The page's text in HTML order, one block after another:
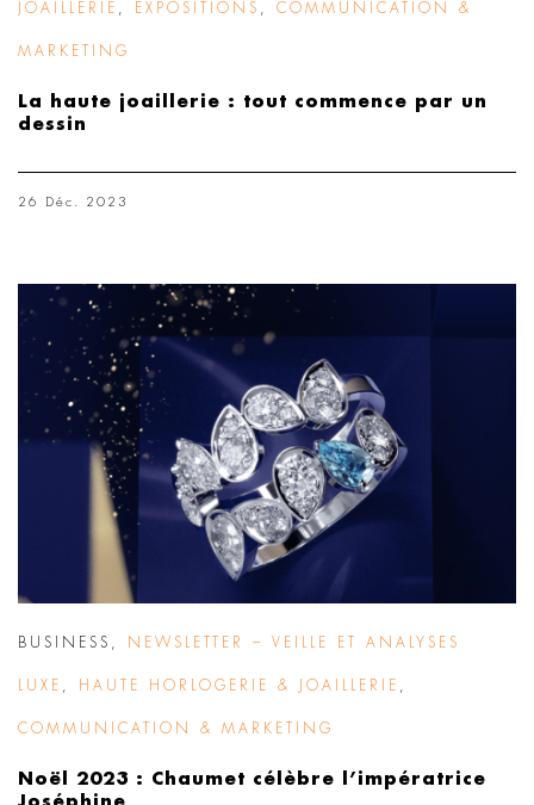
JOAILLERIE EXPOSITIONS COMMUNICATION &
MARKETING
La haute joaillerie : tout commence par un
dessin
26 Déc. 2023
BUSINESS NEWSLETTER – VEILLE ET ANALYSES
LUXE HAUTE HORLOGERIE & JOAILLERIE
COMMUNICATION & MARKETING
Noël 2023 : Chaumet célèbre l’impératrice